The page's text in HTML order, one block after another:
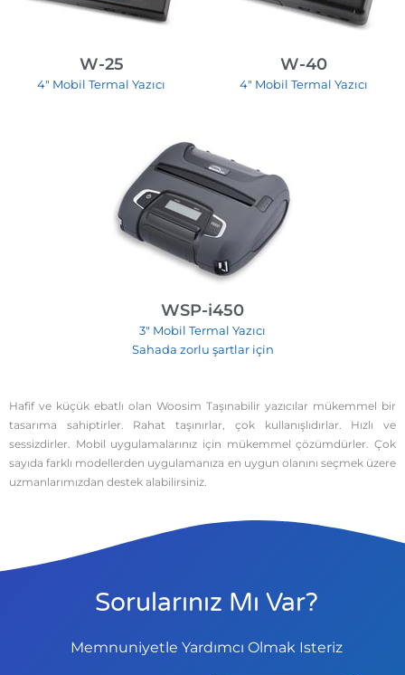
W-25
4″ Mobil Termal Yazıcı
W-40
4″ Mobil Termal Yazıcı
WSP-i450
3″ Mobil Termal Yazıcı
Sahada zorlu şartlar için
Hafif ve küçük ebatlı olan Woosim Taşınabilir yazıcılar mükemmel bir
tasarıma sahiptirler. Rahat taşınırlar, çok kullanışlıdırlar. Hızlı ve
sessizdirler. Mobil uygulamalarınız için mükemmel çözümdürler. Çok
sayıda farklı modellerden uygulamanıza en uygun olanını seçmek üzere
uzmanlarımızdan destek alabilirsiniz.
Sorularınız Mı Var?
Memnuniyetle Yardımcı Olmak Isteriz